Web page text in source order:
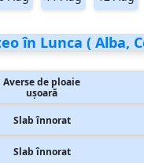
în Lunca ( Alba,
Averse de ploaie
ușoară
Slab înnorat
Slab înnorat